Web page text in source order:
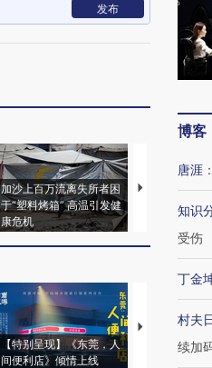
发布
加沙上百万流离失所者困
于“塑料烤箱” 高温引发健
康危机
视线｜
术：是什么让
心“花钱找虐”？
【特别呈现】《东莞，人
间便利店》倾情上线
【推广】走进
会，让数智科
博客
唐涯 ：
知识
受伤
丁金
村夫
续加